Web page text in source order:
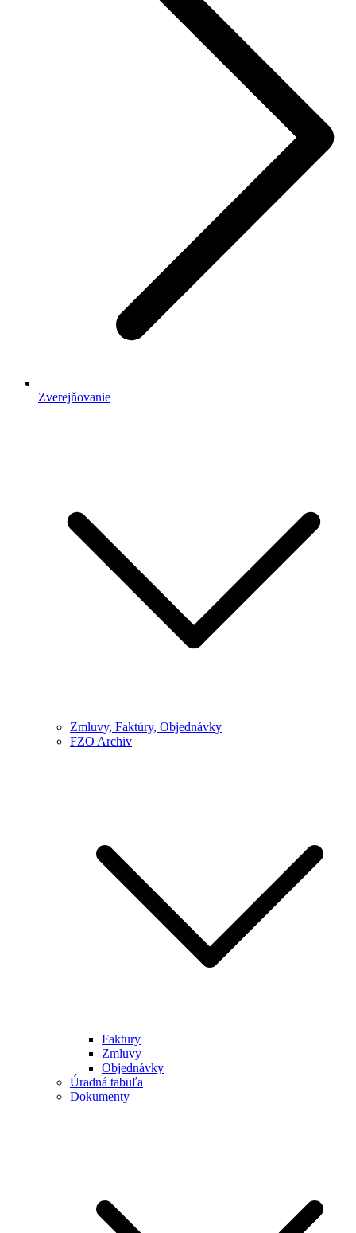
Zverejňovanie
Zmluvy, Faktúry, Objednávky
FZO Archiv
Faktury
Zmluvy
Objednávky
Úradná tabuľa
Dokumenty